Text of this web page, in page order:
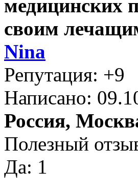
медицинских
своим
Nina
Репутация: +9
Написано:
Россия,
Полезный
Да: 1